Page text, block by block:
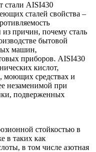
стали AISI430
сталей свойства –
из причин, почему сталь
бытовой
машин,
приборов. AISI430
кислот,
моющих средствах и
незаменимой при
подверженных
стойкостью в
в таких как
в том числе азотная